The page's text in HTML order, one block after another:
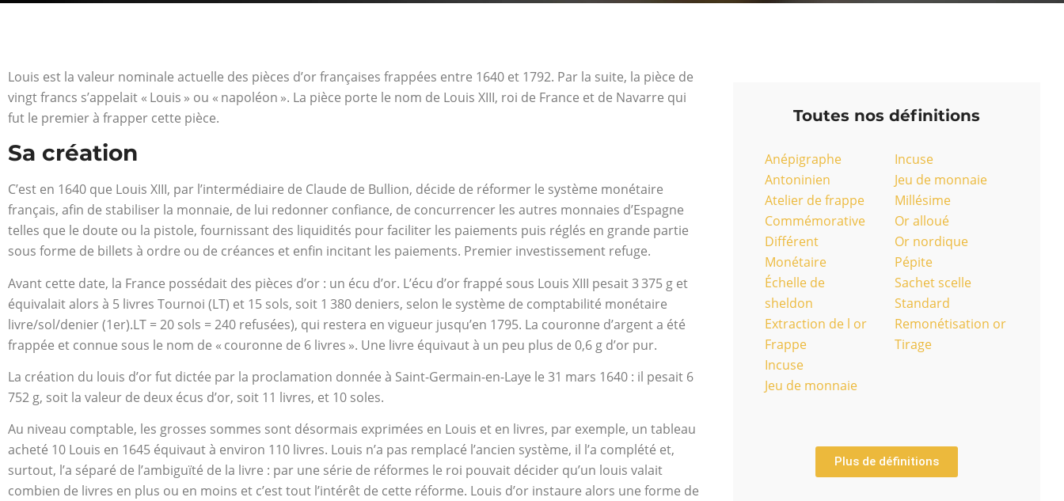
Louis est la valeur nominale actuelle des pièces d’or françaises frappées entre 1640 et 1792. Par la suite, la pièce de
vingt francs s’appelait « Louis » ou « napoléon ». La pièce porte le nom de Louis XIII, roi de France et de Navarre qui
fut le premier à frapper cette pièce.
Sa création
C’est en 1640 que Louis XIII, par l’intermédiaire de Claude de Bullion, décide de réformer le système monétaire
français, afin de stabiliser la monnaie, de lui redonner confiance, de concurrencer les autres monnaies d’Espagne
telles que le doute ou la pistole, fournissant des liquidités pour faciliter les paiements puis réglés en grande partie
sous forme de billets à ordre ou de créances et enfin incitant les paiements. Premier investissement refuge.
Avant cette date, la France possédait des pièces d’or : un écu d’or. L’écu d’or frappé sous Louis XIII pesait 3 375 g et
équivalait alors à 5 livres Tournoi (LT) et 15 sols, soit 1 380 deniers, selon le système de comptabilité monétaire
livre/sol/denier (1er).LT = 20 sols = 240 refusées), qui restera en vigueur jusqu’en 1795. La couronne d’argent a été
frappée et connue sous le nom de « couronne de 6 livres ». Une livre équivaut à un peu plus de 0,6 g d’or pur.
La création du louis d’or fut dictée par la proclamation donnée à Saint-Germain-en-Laye le 31 mars 1640 : il pesait 6
752 g, soit la valeur de deux écus d’or, soit 11 livres, et 10 soles.
Au niveau comptable, les grosses sommes sont désormais exprimées en Louis et en livres, par exemple, un tableau
acheté 10 Louis en 1645 équivaut à environ 110 livres. Louis n’a pas remplacé l’ancien système, il l’a complété et,
surtout, l’a séparé de l’ambiguïté de la livre : par une série de réformes le roi pouvait décider qu’un louis valait
combien de livres en plus ou en moins et c’est tout l’intérêt de cette réforme. Louis d’or instaure alors une forme de
Toutes nos définitions
Anépigraphe
Antoninien
Atelier de frappe
Commémorative
Différent
Monétaire
Échelle de
sheldon
Extraction de l or
Frappe
Incuse
Jeu de monnaie
Incuse
Jeu de monnaie
Millésime
Or alloué
Or nordique
Pépite
Sachet scelle
Standard
Remonétisation or
Tirage
Plus de définitions